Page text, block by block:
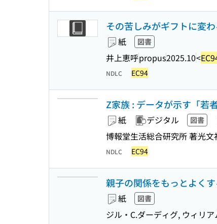
その苦しみがギフトに変
紙 図書
井上恵呼propus2025.10<
NDLC EC94
Z家族 : データが示す「若
紙 デジタル 図書
博報堂生活総合研究所 著光文
NDLC EC94
親子の関係をもっとよく
紙 図書
ジル・C.ダーディグ, ウィリ